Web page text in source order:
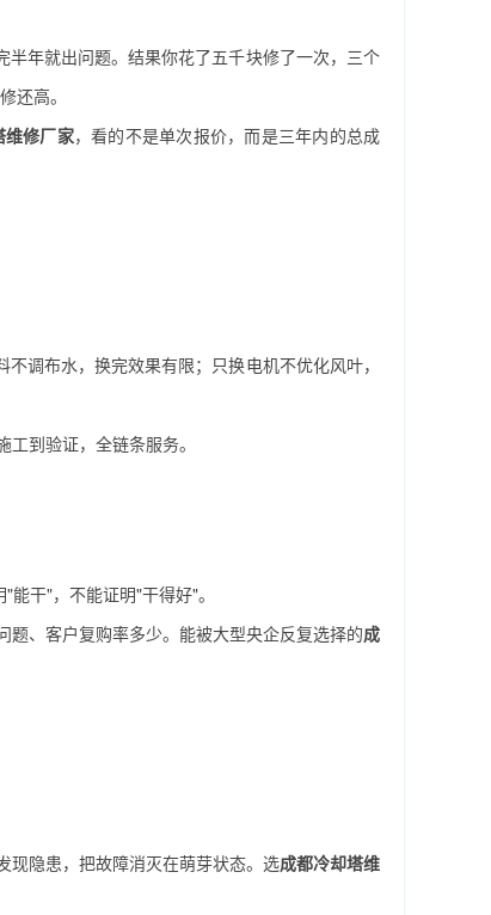
年就出问题。结果你花了五千块修了一次，三个
还高。
维修厂家，看的不是单次报价，而是三年内的总成
调布水，换完效果有限；只换电机不优化风叶，
到验证，全链条服务。
干"，不能证明"干得好"。
、客户复购率多少。能被大型央企反复选择的成
现隐患，把故障消灭在萌芽状态。选成都冷却塔维